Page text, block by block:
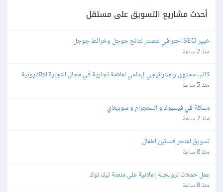
أحدث مشاريع التسويق على مستقل
خبير SEO احترافي لتصدر نتائج جوجل وخرائط جوجل
منذ 2 ساعة
كاتب محتوى واستراتيجي إبداعي لعلامة تجارية في مجال التجارة الإلكترونية
منذ 5 ساعة
مشكلة في فيسبوك و انستجرام و شوبيفاي
منذ 7 ساعة
تسويق لمتجر فساتين اطفال
منذ 8 ساعة
عمل حملات ترويجية إعلانية على منصة تيك توك
منذ 8 ساعة